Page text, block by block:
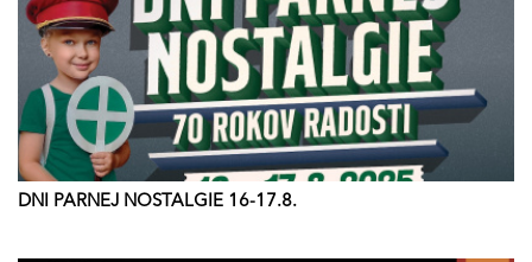
DNI PARNEJ NOSTALGIE 16-17.8.